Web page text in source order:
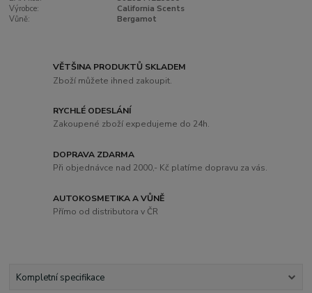
Výrobce:
California Scents
Vůně:
Bergamot
VĚTŠINA PRODUKTŮ SKLADEM
Zboží můžete ihned zakoupit.
RYCHLÉ ODESLÁNÍ
Zakoupené zboží expedujeme do 24h.
DOPRAVA ZDARMA
Při objednávce nad 2000,- Kč platíme dopravu za vás.
AUTOKOSMETIKA A VŮNĚ
Přímo od distributora v ČR
Kompletní specifikace